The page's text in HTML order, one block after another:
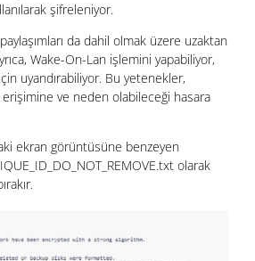
şifreleniyor.
da dahil olmak üzere uzaktan
Wake-On-Lan işlemini yapabiliyor,
uyandırabiliyor. Bu yetenekler,
ve neden olabileceği hasara
ekran görüntüsüne benzeyen
olarak